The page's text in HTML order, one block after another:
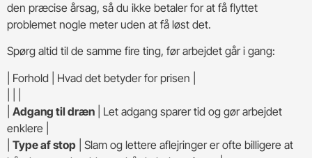
den præcise årsag, så du ikke betaler for at få flyttet
problemet nogle meter uden at få løst det.
Spørg altid til de samme fire ting, før arbejdet går i gang:
| Forhold | Hvad det betyder for prisen |
Adgang til dræn | Let adgang sparer tid og gør arbejdet
enklere |
Type af stop | Slam og lettere aflejringer er ofte billigere at